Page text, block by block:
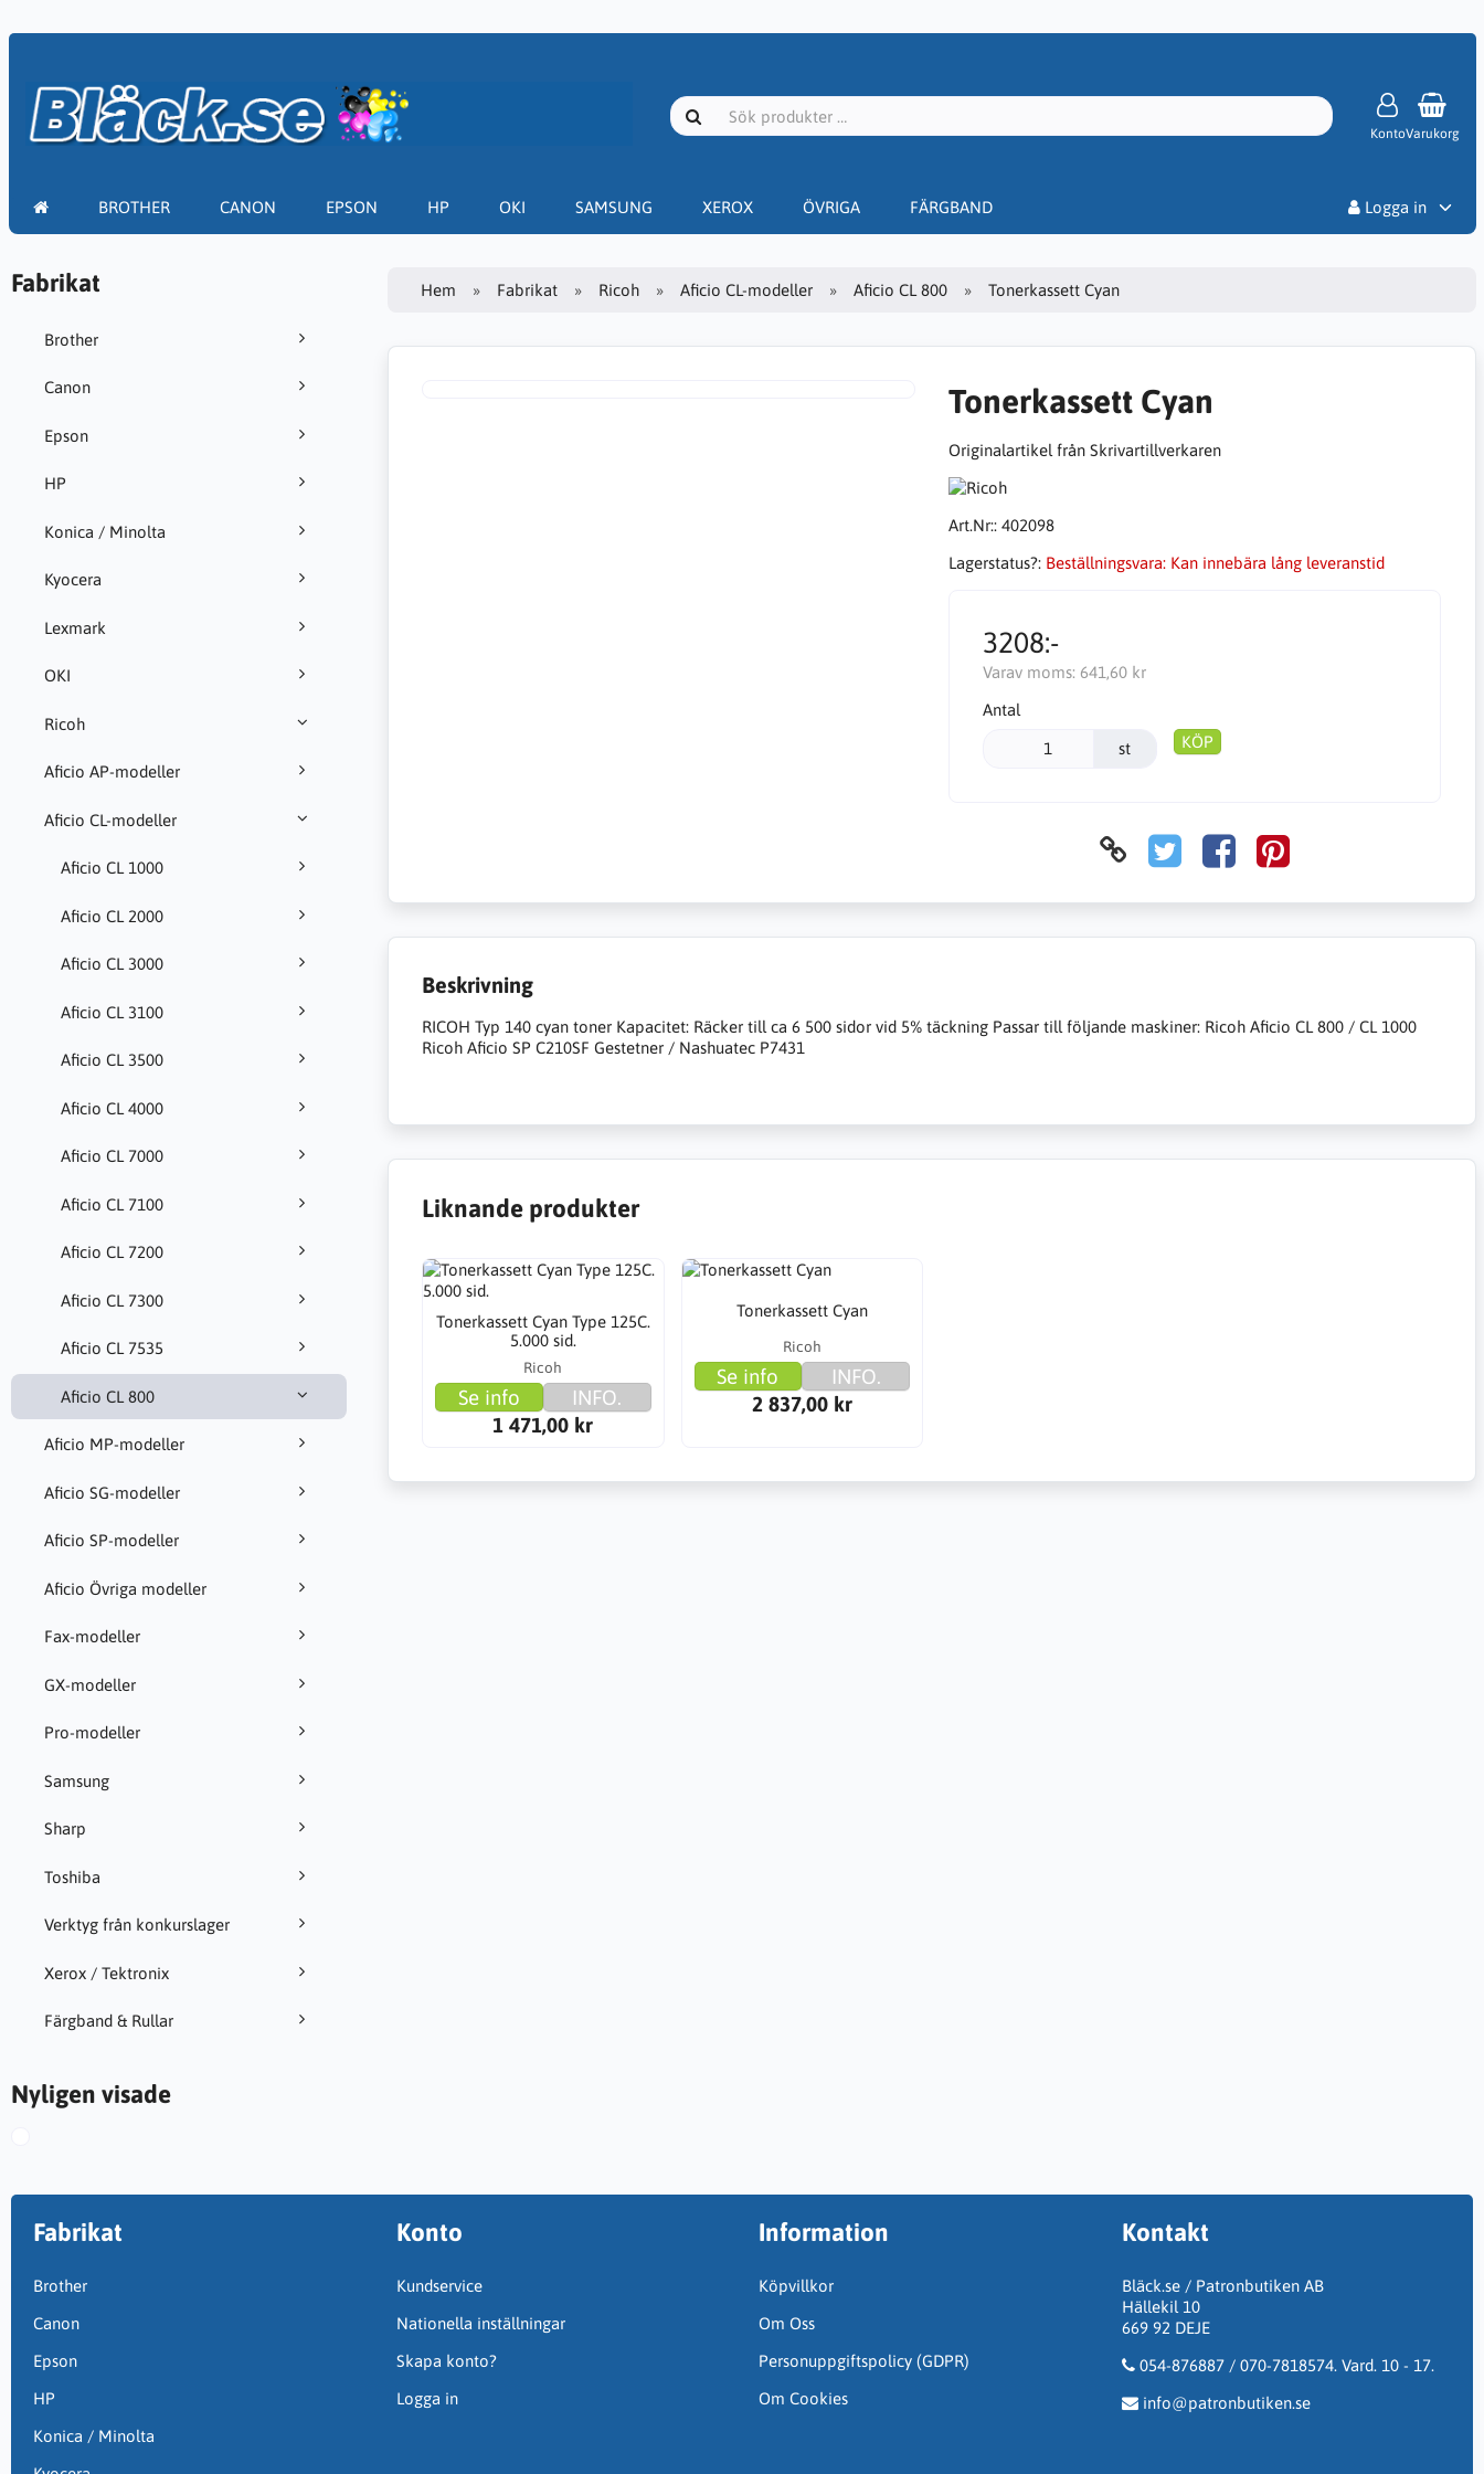
KontoVarukorg
BROTHER CANON EPSON HP OKI SAMSUNG XEROX ÖVRIGA FÄRGBAND
Logga in
Fabrikat
Brother
Canon
Epson
HP
Konica / Minolta
Kyocera
Lexmark
OKI
Ricoh
Aficio AP-modeller
Aficio CL-modeller
Aficio CL 1000
Aficio CL 2000
Aficio CL 3000
Aficio CL 3100
Aficio CL 3500
Aficio CL 4000
Aficio CL 7000
Aficio CL 7100
Aficio CL 7200
Aficio CL 7300
Aficio CL 7535
Aficio CL 800
Aficio MP-modeller
Aficio SG-modeller
Aficio SP-modeller
Aficio Övriga modeller
Fax-modeller
GX-modeller
Pro-modeller
Samsung
Sharp
Toshiba
Verktyg från konkurslager
Xerox / Tektronix
Färgband & Rullar
Nyligen visade
Hem Fabrikat Ricoh Aficio CL-modeller Aficio CL 800 Tonerkassett Cyan
Tonerkassett Cyan
Originalartikel från Skrivartillverkaren
Art.Nr:: 402098
Lagerstatus?: Beställningsvara: Kan innebära lång leveranstid
3208:-
Varav moms: 641,60 kr
Antal
st KÖP
Beskrivning
RICOH Typ 140 cyan toner Kapacitet: Räcker till ca 6 500 sidor vid 5% täckning Passar till följande maskiner: Ricoh Aficio CL 800 / CL 1000
Ricoh Aficio SP C210SF Gestetner / Nashuatec P7431
Liknande produkter
Tonerkassett Cyan Type 125C.
5.000 sid.
Ricoh
Se info
INFO.
1 471,00 kr
Tonerkassett Cyan
Ricoh
Se info
INFO.
2 837,00 kr
Fabrikat
Brother
Canon
Epson
HP
Konica / Minolta
Konto
Kundservice
Nationella inställningar
Skapa konto?
Logga in
Information
Köpvillkor
Om Oss
Personuppgiftspolicy (GDPR)
Om Cookies
Kontakt
Bläck.se / Patronbutiken AB
Hällekil 10
669 92 DEJE
054-876887 / 070-7818574. Vard. 10 - 17.
info@patronbutiken.se